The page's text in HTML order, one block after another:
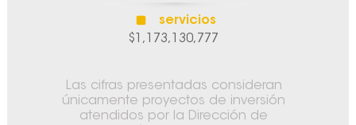
servicios
$1,173,130,777
Las cifras presentadas consideran
únicamente proyectos de inversión
atendidos por la Dirección de